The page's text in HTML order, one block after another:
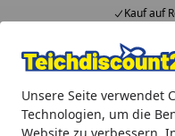
Unsere Seite verwendet
Technologien, um die
Kauf auf
Alle Produkte
Mein Konto
Suchen